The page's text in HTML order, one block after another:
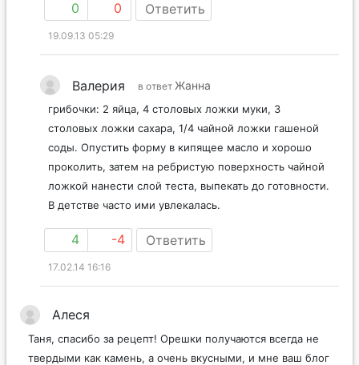
0 0 Ответить
19.09.13 05:29
Валерия в ответ
грибочки: 2 яйца, 4 столовых ложки муки, 3
столовых ложки сахара, 1/4 чайной ложки гашеной
соды. Опустить форму в кипящее масло и хорошо
проколить, затем на ребристую поверхность чайной
ложкой нанести слой теста, выпекать до готовности.
4 -4 Ответить
17.02.14 16:16
Алеся
Таня, спасибо за рецепт! Орешки получаются всегда не